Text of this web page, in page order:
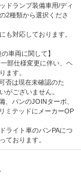
ドランプ装備車用/ディ
2種類から選択くださ
も対応しております。
車両に関して】
部仕様変更に伴い、ヘ
ます。
否は現在未確認のた
がございません。
、バンのJOINターボ、
ミテッドにメーカーOP
ライト車のバンPAにつ
ております。